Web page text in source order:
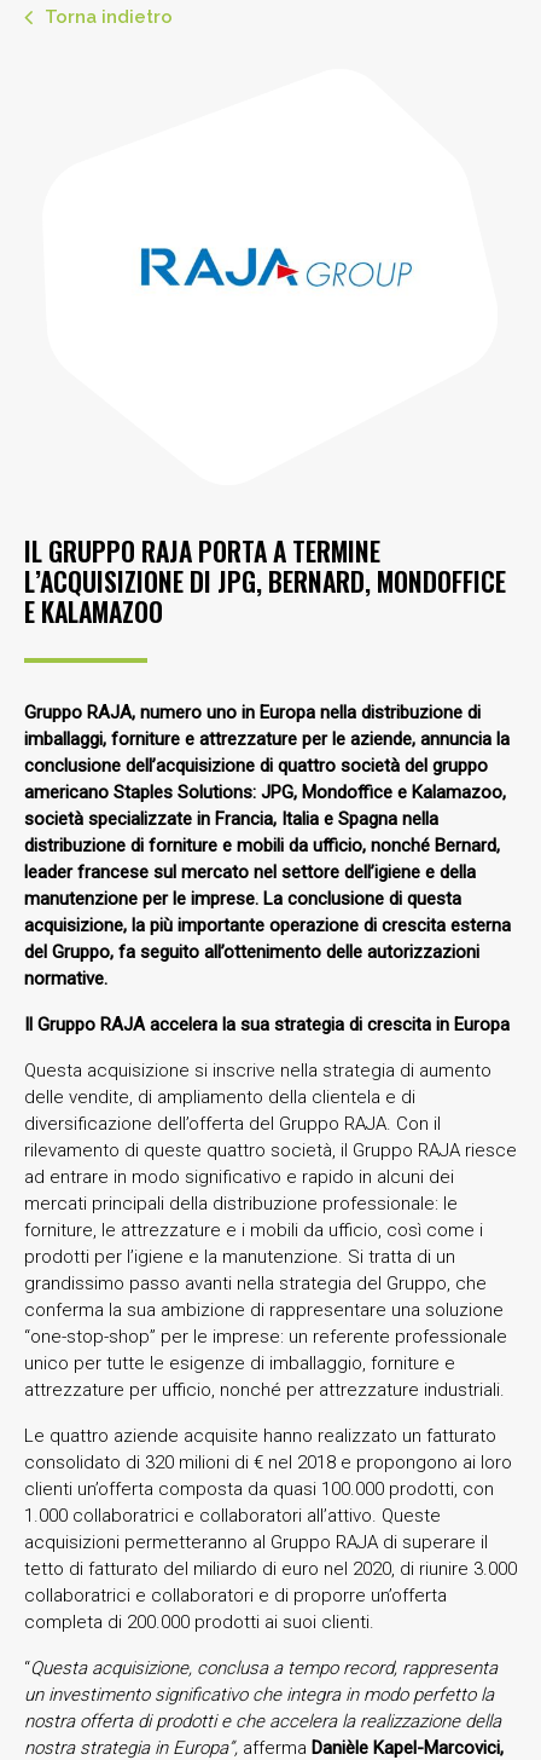
Torna indietro
IL GRUPPO RAJA PORTA A TERMINE
L’ACQUISIZIONE DI JPG, BERNARD, MONDOFFICE
E KALAMAZOO
Gruppo RAJA, numero uno in Europa nella distribuzione di
imballaggi, forniture e attrezzature per le aziende, annuncia la
conclusione dell’acquisizione di quattro società del gruppo
americano Staples Solutions: JPG, Mondoffice e Kalamazoo,
società specializzate in Francia, Italia e Spagna nella
distribuzione di forniture e mobili da ufficio, nonché Bernard,
leader francese sul mercato nel settore dell’igiene e della
manutenzione per le imprese. La conclusione di questa
acquisizione, la più importante operazione di crescita esterna
del Gruppo, fa seguito all’ottenimento delle autorizzazioni
normative.
Il Gruppo RAJA accelera la sua strategia di crescita in Europa
Questa acquisizione si inscrive nella strategia di aumento
delle vendite, di ampliamento della clientela e di
diversificazione dell’offerta del Gruppo RAJA. Con il
rilevamento di queste quattro società, il Gruppo RAJA riesce
ad entrare in modo significativo e rapido in alcuni dei
mercati principali della distribuzione professionale: le
forniture, le attrezzature e i mobili da ufficio, così come i
prodotti per l’igiene e la manutenzione. Si tratta di un
grandissimo passo avanti nella strategia del Gruppo, che
conferma la sua ambizione di rappresentare una soluzione
“one-stop-shop” per le imprese: un referente professionale
unico per tutte le esigenze di imballaggio, forniture e
attrezzature per ufficio, nonché per attrezzature industriali.
Le quattro aziende acquisite hanno realizzato un fatturato
consolidato di 320 milioni di € nel 2018 e propongono ai loro
clienti un’offerta composta da quasi 100.000 prodotti, con
1.000 collaboratrici e collaboratori all’attivo. Queste
acquisizioni permetteranno al Gruppo RAJA di superare il
tetto di fatturato del miliardo di euro nel 2020, di riunire 3.000
collaboratrici e collaboratori e di proporre un’offerta
completa di 200.000 prodotti ai suoi clienti.
“Questa acquisizione, conclusa a tempo record, rappresenta
un investimento significativo che integra in modo perfetto la
nostra offerta di prodotti e che accelera la realizzazione della
nostra strategia in Europa”, afferma Danièle Kapel-Marcovici,